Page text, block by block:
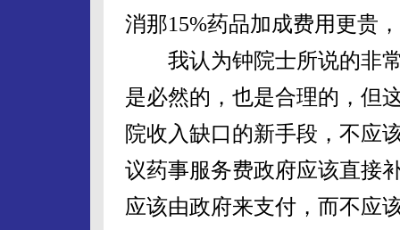
消那15%药品加成费用更贵
我认为钟院士所说的非常
是必然的，也是合理的，但
院收入缺口的新手段，不应
议药事服务费政府应该直接
应该由政府来支付，而不应